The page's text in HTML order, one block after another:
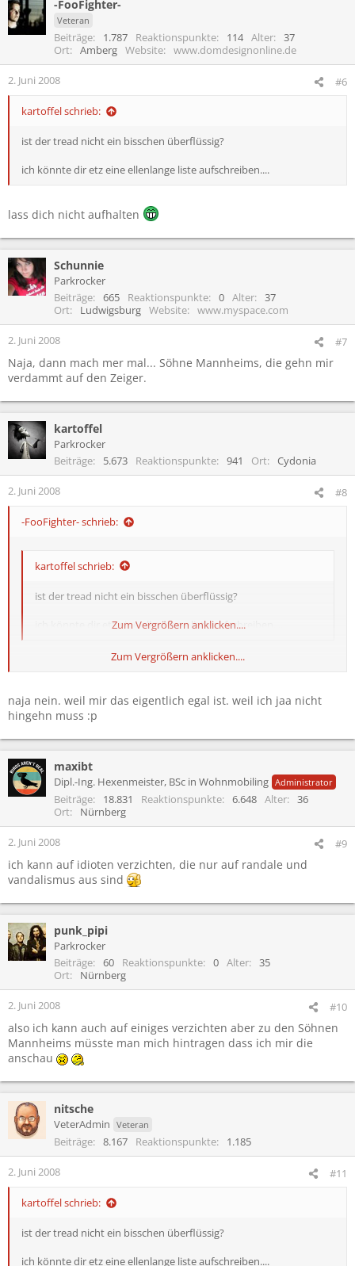
-FooFighter-
Veteran
Beiträge 1.787 Reaktionspunkte 114 Alter
37
Ort
Amberg Website www.domdesignonline.de
2. Juni 2008 #6
kartoffel schrieb:
ist der tread nicht ein bisschen überflüssig?
ich könnte dir etz eine ellenlange liste aufschreiben....
lass dich nicht aufhalten
Schunnie
Parkrocker
Beiträge
665 Reaktionspunkte 0 Alter
37
Ort
Ludwigsburg Website www.myspace.com
2. Juni 2008 #7
Naja, dann mach mer mal... Söhne Mannheims, die gehn mir
verdammt auf den Zeiger.
kartoffel
Parkrocker
Beiträge
5.673 Reaktionspunkte 941 Ort Cydonia
2. Juni 2008 #8
-FooFighter- schrieb:
kartoffel schrieb:
ist der tread nicht ein bisschen überflüssig?
ich könnte dir etz eine ellenlange liste aufschreiben....
Zum Vergrößern anklicken....
Zum Vergrößern anklicken....
naja nein. weil mir das eigentlich egal ist. weil ich jaa nicht
hingehn muss :p
maxibt
Dipl.-Ing. Hexenmeister, BSc in Wohnmobiling Administrator
Beiträge 18.831 Reaktionspunkte 6.648 Alter
36
Ort
Nürnberg
2. Juni 2008 #9
ich kann auf idioten verzichten, die nur auf randale und
vandalismus aus sind
punk_pipi
Parkrocker
Beiträge
60 Reaktionspunkte 0 Alter
35
Ort
Nürnberg
2. Juni 2008 #10
also ich kann auch auf einiges verzichten aber zu den Söhnen
Mannheims müsste man mich hintragen dass ich mir die
anschau
nitsche
VeterAdmin Veteran
Beiträge 8.167 Reaktionspunkte 1.185
2. Juni 2008 #11
kartoffel schrieb:
ist der tread nicht ein bisschen überflüssig?
ich könnte dir etz eine ellenlange liste aufschreiben....